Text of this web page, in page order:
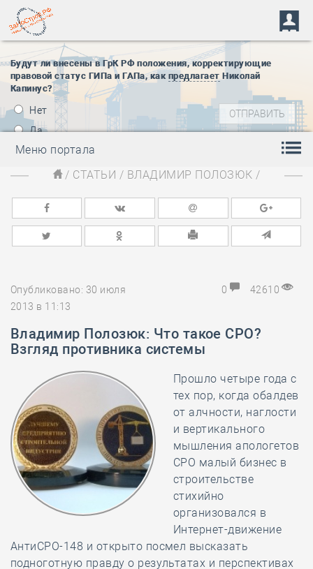
Будут ли внесены в ГрК РФ положения, корректирующие
правовой статус ГИПа и ГАПа, как предлагает Николай
Капинус?
Нет
Да
Меню портала
/ СТАТЬИ / ВЛАДИМИР ПОЛОЗЮК /
Опубликовано: 30 июля
2013 в 11:13
0 42610
Владимир Полозюк: Что такое СРО?
Взгляд противника системы
Прошло четыре года с
тех пор, когда обалдев
от алчности, наглости
и вертикального
мышления апологетов
СРО малый бизнес в
строительстве
стихийно
организовался в
Интернет-движение
АнтиСРО-148 и открыто посмел высказать
подноготную правду о результатах и перспективах